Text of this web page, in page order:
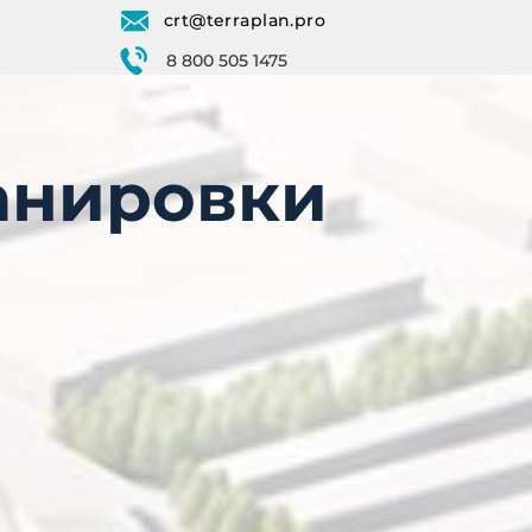
crt@terraplan.pro
8 800 505 1475